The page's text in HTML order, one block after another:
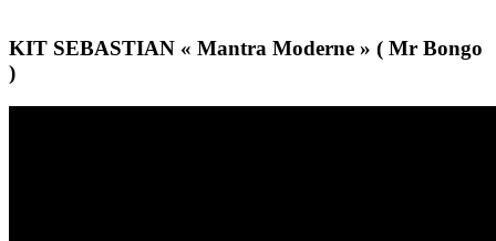
KIT SEBASTIAN « Mantra Moderne » ( Mr Bongo
)